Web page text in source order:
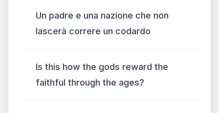
Un padre e una nazione che non
lascerà correre un codardo
Is this how the gods reward the
faithful through the ages?